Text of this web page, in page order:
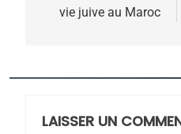
vie juive au Maroc
LAISSER UN
FRANCE
MA
ISRAÉL